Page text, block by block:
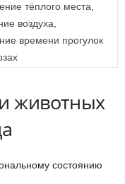
тёплого места,
воздуха,
времени прогулок
животных
состоянию